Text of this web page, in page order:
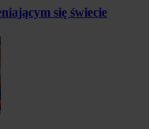
się świecie